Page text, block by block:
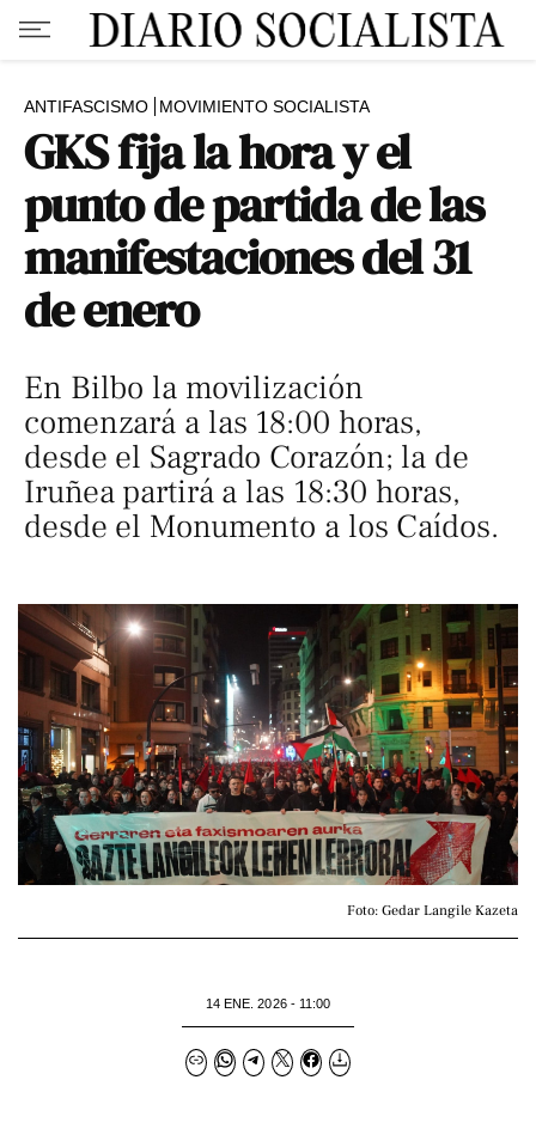
ANTIFASCISMO MOVIMIENTO SOCIALISTA
GKS fija la hora y el
punto de partida de las
manifestaciones del 31
de enero
En Bilbo la movilización
comenzará a las 18:00 horas,
desde el Sagrado Corazón; la de
Iruñea partirá a las 18:30 horas,
desde el Monumento a los Caídos.
Foto: Gedar Langile Kazeta
14 ENE. 2026 - 11:00